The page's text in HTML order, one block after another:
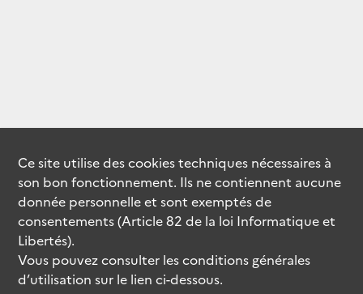
Ce site utilise descookiestechniques nécessaires à
son bon fonctionnement. Ils ne contiennent aucune
donnée personnelle et sont exemptés de
consentements (Article 82 de la loi Informatique et
Libertés).
Vous pouvez consulter les conditions générales
d’utilisation sur le lien ci-dessous.